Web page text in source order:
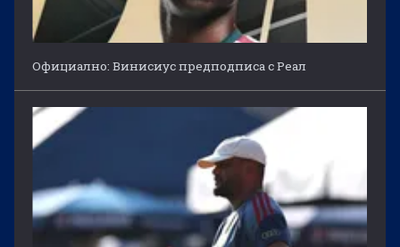
Официално: Винисиус предподписа с Реал